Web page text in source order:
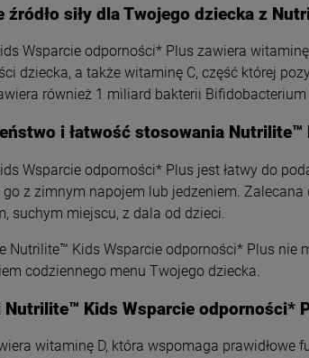
źródło siły dla Twojego dziecka z
Wsparcie odporności* Plus zawiera
dziecka, a także witaminę C, część której
również 1 miliard bakterii
i łatwość stosowania
Wsparcie odporności* Plus jest łatwy do
z zimnym napojem lub jedzeniem.
suchym miejscu, z dala od dzieci.
Nutrilite™ Kids Wsparcie odporności* Plus nie
codziennego menu Twojego dziecka.
Nutrilite™ Kids Wsparcie odporności*
witaminę D, która wspomaga